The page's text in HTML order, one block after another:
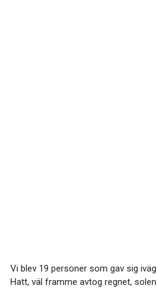
Vi blev 19 personer som gav sig
Hatt, väl framme avtog regnet,